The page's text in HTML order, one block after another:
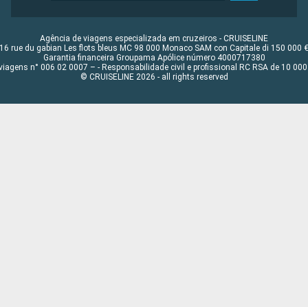
Agência de viagens especializada em cruzeiros - CRUISELINE
16 rue du gabian Les flots bleus MC 98 000 Monaco SAM con Capitale di 150 000 €
Garantia financeira Groupama Apólice número 4000717380
n° 006 02 0007 – - Responsabilidade civil e profissional RC RSA de 10 000
© CRUISELINE 2026 - all rights reserved